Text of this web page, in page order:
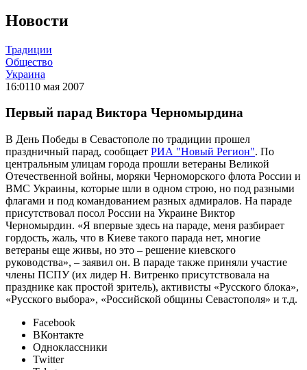
Новости
Традиции
Общество
Украина
16:0110 мая 2007
Первый парад Виктора Черномырдина
В День Победы в Севастополе по традиции прошел
праздничный парад, сообщает РИА "Новый Регион". По
центральным улицам города прошли ветераны Великой
Отечественной войны, моряки Черноморского флота России и
ВМС Украины, которые шли в одном строю, но под разными
флагами и под командованием разных адмиралов. На параде
присутствовал посол России на Украине Виктор
Черномырдин. «Я впервые здесь на параде, меня разбирает
гордость, жаль, что в Киеве такого парада нет, многие
ветераны еще живы, но это – решение киевского
руководства», – заявил он. В параде также приняли участие
члены ПСПУ (их лидер Н. Витренко присутствовала на
празднике как простой зритель), активисты «Русского блока»,
«Русского выбора», «Российской общины Севастополя» и т.д.
Facebook
ВКонтакте
Одноклассники
Twitter